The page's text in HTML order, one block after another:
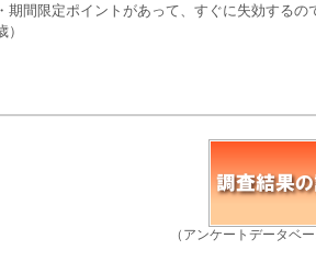
・期間限定ポイントがあって、すぐに失効する
）
（アンケートデータベ